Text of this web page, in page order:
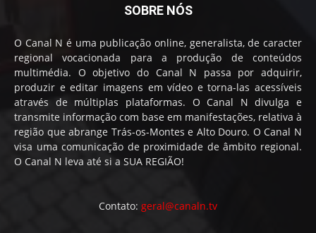
SOBRE NÓS
O Canal N é uma publicação online, generalista, de caracter
regional vocacionada para a produção de conteúdos
multimédia. O objetivo do Canal N passa por adquirir,
produzir e editar imagens em vídeo e torna-las acessíveis
através de múltiplas plataformas. O Canal N divulga e
transmite informação com base em manifestações, relativa à
região que abrange Trás-os-Montes e Alto Douro. O Canal N
visa uma comunicação de proximidade de âmbito regional.
O Canal N leva até si a SUA REGIÃO!
Contato: geral@canaln.tv